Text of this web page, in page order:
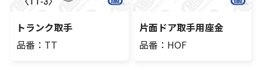
トランク取手
品番：TT
片面ドア取手用座金
品番：HOF